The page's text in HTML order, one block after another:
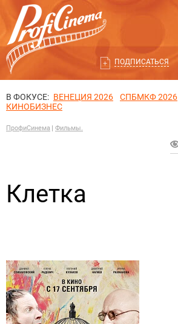
ПОДПИСАТЬСЯ
В ФОКУСЕ: ВЕНЕЦИЯ 2026 СПБМКФ 2026
КИНОБИЗНЕС
ПрофиСинема Фильмы.
Клетка